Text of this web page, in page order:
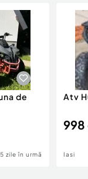
si Vehicule
si industriale
de
5 zile în urmă
Atv
998
Iasi